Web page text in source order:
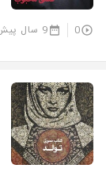
0 9 سال پیش